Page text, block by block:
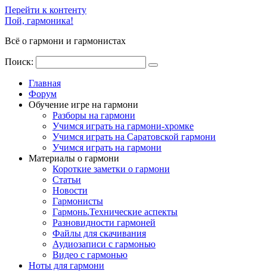
Перейти к контенту
Пой, гармоника!
Всё о гармони и гармонистах
Поиск:
Главная
Форум
Обучение игре на гармони
Разборы на гармони
Учимся играть на гармони-хромке
Учимся играть на Саратовской гармони
Учимся играть на гармони
Материалы о гармони
Короткие заметки о гармони
Cтатьи
Новости
Гармонисты
Гармонь.Технические аспекты
Разновидности гармоней
Файлы для скачивания
Аудиозаписи с гармонью
Видео с гармонью
Ноты для гармони